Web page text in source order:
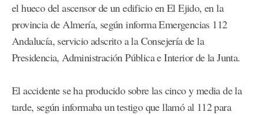
el hueco del ascensor de un edificio en El Ejido, en la
provincia de Almería, según informa Emergencias 112
Andalucía, servicio adscrito a la Consejería de la
Presidencia, Administración Pública e Interior de la Junta.
El accidente se ha producido sobre las cinco y media de la
tarde, según informaba un testigo que llamó al 112 para